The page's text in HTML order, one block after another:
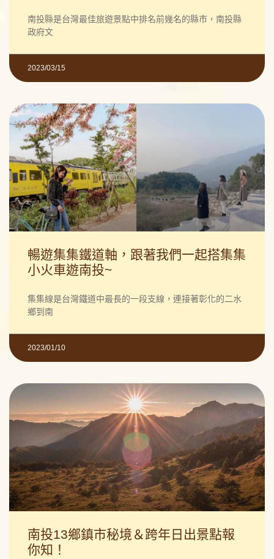
南投縣是台灣最佳旅遊景點中排名前幾名的縣市，南投縣
政府文
2023/03/15
暢遊集集鐵道軸，跟著我們一起搭集集
小火車遊南投~
集集線是台灣鐵道中最長的一段支線，連接著彰化的二水
鄉到南
2023/01/10
南投13鄉鎮市秘境＆跨年日出景點報
你知！